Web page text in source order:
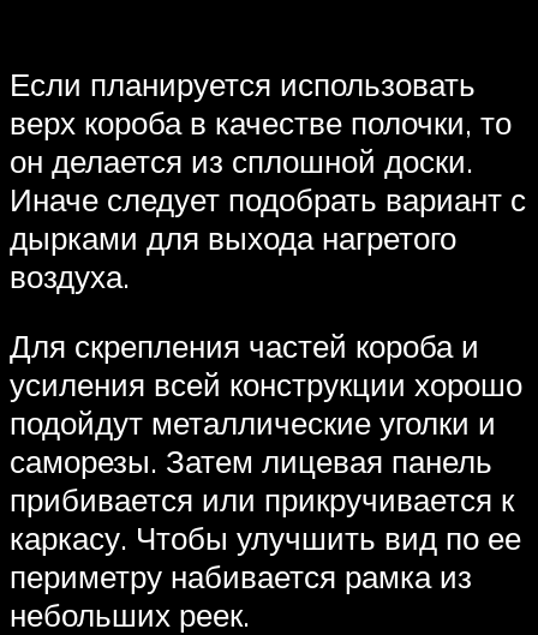
Если планируется использовать
верх короба в качестве полочки, то
он делается из сплошной доски.
Иначе следует подобрать вариант с
дырками для выхода нагретого
воздуха.
Для скрепления частей короба и
усиления всей конструкции хорошо
подойдут металлические уголки и
саморезы. Затем лицевая панель
прибивается или прикручивается к
каркасу. Чтобы улучшить вид по ее
периметру набивается рамка из
небольших реек.